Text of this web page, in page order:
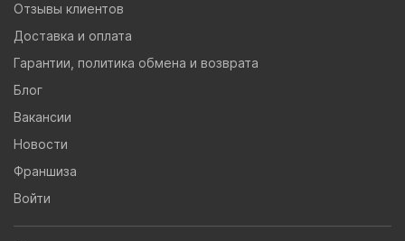
Отзывы клиентов
Доставка и оплата
Гарантии, политика обмена и возврата
Блог
Вакансии
Новости
Франшиза
Войти